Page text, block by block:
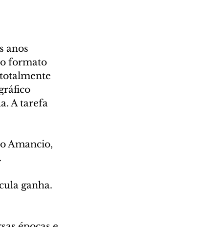
anos
formato
A tarefa
Amancio,
ganha.